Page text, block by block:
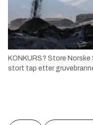
KONKURS? Store
stort tap etter